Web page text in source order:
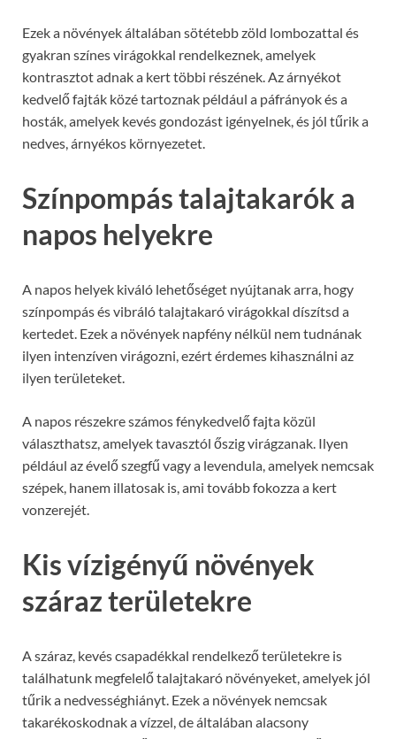
Ezek a növények általában sötétebb zöld lombozattal és
gyakran színes virágokkal rendelkeznek, amelyek
kontrasztot adnak a kert többi részének. Az árnyékot
kedvelő fajták közé tartoznak például a páfrányok és a
hosták, amelyek kevés gondozást igényelnek, és jól tűrik a
nedves, árnyékos környezetet.
Színpompás talajtakarók a
napos helyekre
A napos helyek kiváló lehetőséget nyújtanak arra, hogy
színpompás és vibráló talajtakaró virágokkal díszítsd a
kertedet. Ezek a növények napfény nélkül nem tudnának
ilyen intenzíven virágozni, ezért érdemes kihasználni az
ilyen területeket.
A napos részekre számos fénykedvelő fajta közül
választhatsz, amelyek tavasztól őszig virágzanak. Ilyen
például az évelő szegfű vagy a levendula, amelyek nemcsak
szépek, hanem illatosak is, ami tovább fokozza a kert
vonzerejét.
Kis vízigényű növények
száraz területekre
A száraz, kevés csapadékkal rendelkező területekre is
találhatunk megfelelő talajtakaró növényeket, amelyek jól
tűrik a nedvességhiányt. Ezek a növények nemcsak
takarékoskodnak a vízzel, de általában alacsony